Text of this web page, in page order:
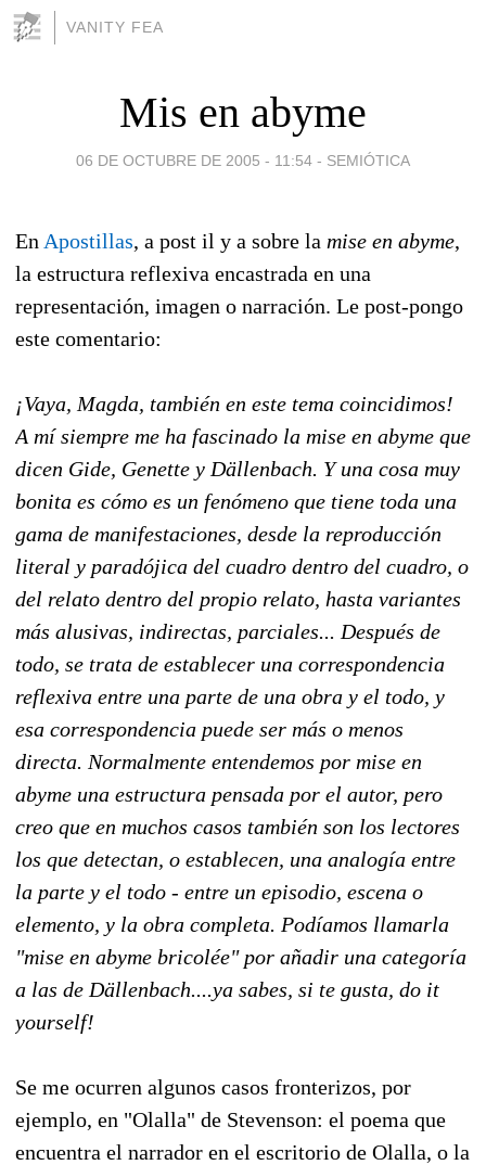
VANITY FEA
Mis en abyme
06 DE OCTUBRE DE 2005 - 11:54 - SEMIÓTICA
En Apostillas, a post il y a sobre la mise en abyme,
la estructura reflexiva encastrada en una
representación, imagen o narración. Le post-pongo
este comentario:
¡Vaya, Magda, también en este tema coincidimos!
A mí siempre me ha fascinado la mise en abyme que
dicen Gide, Genette y Dällenbach. Y una cosa muy
bonita es cómo es un fenómeno que tiene toda una
gama de manifestaciones, desde la reproducción
literal y paradójica del cuadro dentro del cuadro, o
del relato dentro del propio relato, hasta variantes
más alusivas, indirectas, parciales... Después de
todo, se trata de establecer una correspondencia
reflexiva entre una parte de una obra y el todo, y
esa correspondencia puede ser más o menos
directa. Normalmente entendemos por mise en
abyme una estructura pensada por el autor, pero
creo que en muchos casos también son los lectores
los que detectan, o establecen, una analogía entre
la parte y el todo - entre un episodio, escena o
elemento, y la obra completa. Podíamos llamarla
"mise en abyme bricolée" por añadir una categoría
a las de Dällenbach....ya sabes, si te gusta, do it
yourself!
Se me ocurren algunos casos fronterizos, por
ejemplo, en "Olalla" de Stevenson: el poema que
encuentra el narrador en el escritorio de Olalla, o la